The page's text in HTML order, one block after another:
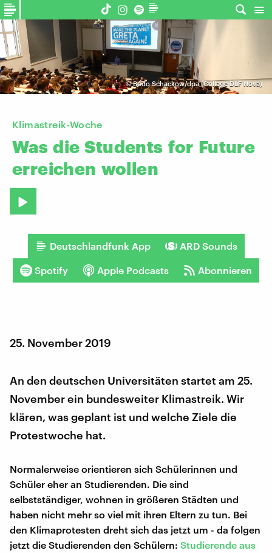
©Bodo Schackow/dpa (Collage DLF Nova)
Klimastreik-Woche
Was die Students for Future
erreichen wollen
Deutschlandfunk App ARD Sounds
Spotify Apple Podcasts Abonnieren
25. November 2019
An den deutschen Universitäten startet am 25.
November ein bundesweiter Klimastreik. Wir
klären, was geplant ist und welche Ziele die
Protestwoche hat.
Normalerweise orientieren sich Schülerinnen und
Schüler eher an Studierenden. Die sind
selbstständiger, wohnen in größeren Städten und
haben nicht mehr so viel mit ihren Eltern zu tun. Bei
den Klimaprotesten dreht sich das jetzt um - da folgen
jetzt die Studierenden den Schülern: Studierende aus